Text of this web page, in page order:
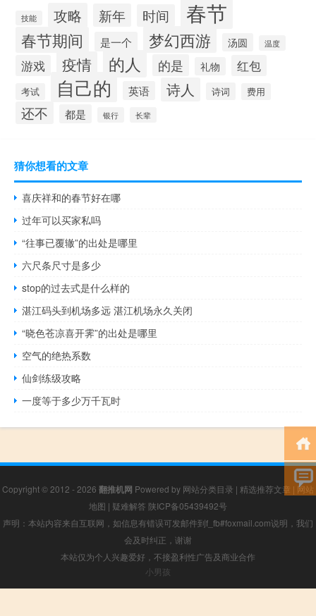
技能 攻略 新年 时间 春节
春节期间 是一个 梦幻西游 汤圆 温度
游戏 疫情 的人 的是 礼物 红包
考试 自己的 英语 诗人 诗词 费用
还不 都是 银行 长辈
猜你想看的文章
喜庆祥和的春节好在哪
过年可以买家私吗
“往事已覆辙”的出处是哪里
六尺条尺寸是多少
stop的过去式是什么样的
湛江码头到机场多远 湛江机场永久关闭
“晓色苍凉喜开霁”的出处是哪里
空气的绝热系数
仙剑练级攻略
一度等于多少万千瓦时
Copyright © 2012 - 2026 翻推机网 Powered by 网站分类目录 | 精选推荐文章 | 网站
地图 | 疑难解答 陕ICP备05439492号
声明：本站内容来自互联网，如信息有错误可发邮件到f_fb#foxmail.com说明，我们
会及时纠正，谢谢
本站仅为个人兴趣爱好，不接盈利性广告及商业合作
小男孩